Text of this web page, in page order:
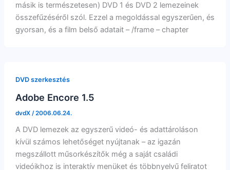
másik is természetesen) DVD 1 és DVD 2 lemezeinek
összefűzéséről szól. Ezzel a megoldással egyszerűen, és
gyorsan, és a film belső adatait – /frame – chapter
DVD szerkesztés
Adobe Encore 1.5
dvdX /2006.06.24.
A DVD lemezek az egyszerű videó- és adattároláson
kívül számos lehetőséget nyújtanak – az igazán
megszállott műsorkészítők még a saját családi
videóikhoz is interaktív menüket és többnyelvű feliratot